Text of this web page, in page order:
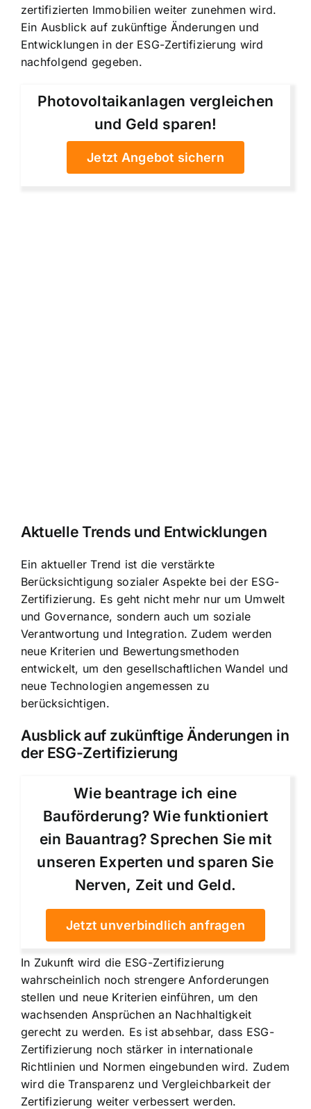
zertifizierten Immobilien weiter zunehmen wird.
Ein Ausblick auf zukünftige Änderungen und
Entwicklungen in der ESG-Zertifizierung wird
nachfolgend gegeben.
Photovoltaikanlagen vergleichen
und Geld sparen!
Jetzt Angebot sichern
Aktuelle Trends und Entwicklungen
Ein aktueller Trend ist die verstärkte
Berücksichtigung sozialer Aspekte bei der ESG-
Zertifizierung. Es geht nicht mehr nur um Umwelt
und Governance, sondern auch um soziale
Verantwortung und Integration. Zudem werden
neue Kriterien und Bewertungsmethoden
entwickelt, um den gesellschaftlichen Wandel und
neue Technologien angemessen zu
berücksichtigen.
Ausblick auf zukünftige Änderungen in
der ESG-Zertifizierung
Wie beantrage ich eine
Bauförderung? Wie funktioniert
ein Bauantrag? Sprechen Sie mit
unseren Experten und sparen Sie
Nerven, Zeit und Geld.
Jetzt unverbindlich anfragen
In Zukunft wird die ESG-Zertifizierung
wahrscheinlich noch strengere Anforderungen
stellen und neue Kriterien einführen, um den
wachsenden Ansprüchen an Nachhaltigkeit
gerecht zu werden. Es ist absehbar, dass ESG-
Zertifizierung noch stärker in internationale
Richtlinien und Normen eingebunden wird. Zudem
wird die Transparenz und Vergleichbarkeit der
Zertifizierung weiter verbessert werden.